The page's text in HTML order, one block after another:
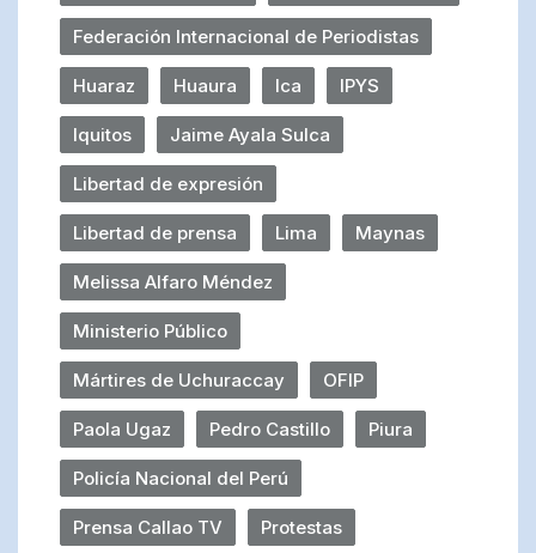
Federación Internacional de Periodistas
Huaraz Huaura Ica IPYS
Iquitos Jaime Ayala Sulca
Libertad de expresión
Libertad de prensa Lima Maynas
Melissa Alfaro Méndez
Ministerio Público
Mártires de Uchuraccay OFIP
Paola Ugaz Pedro Castillo Piura
Policía Nacional del Perú
Prensa Callao TV Protestas